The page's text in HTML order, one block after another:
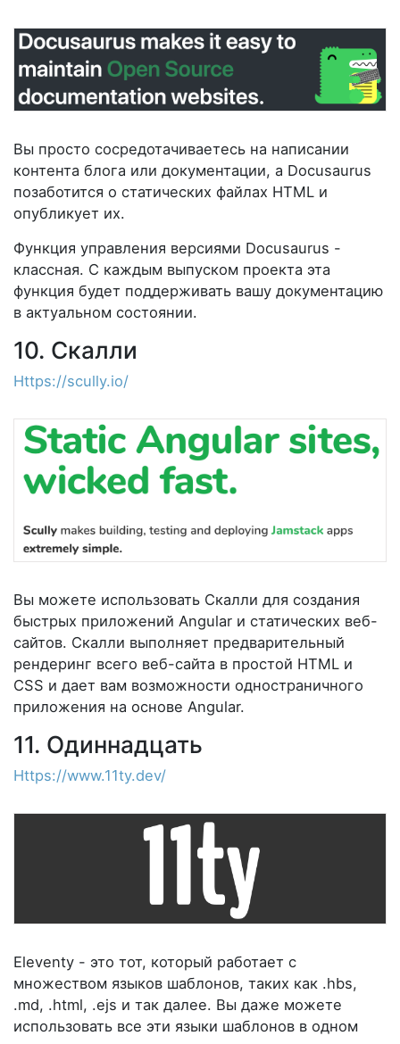
Вы просто сосредотачиваетесь на написании
контента блога или документации, а Docusaurus
позаботится о статических файлах HTML и
опубликует их.
Функция управления версиями Docusaurus -
классная. С каждым выпуском проекта эта
функция будет поддерживать вашу документацию
в актуальном состоянии.
10. Скалли
Https://scully.io/
Вы можете использовать Скалли для создания
быстрых приложений Angular и статических веб-
сайтов. Скалли выполняет предварительный
рендеринг всего веб-сайта в простой HTML и
CSS и дает вам возможности одностраничного
приложения на основе Angular.
11. Одиннадцать
Https://www.11ty.dev/
Eleventy - это тот, который работает с
множеством языков шаблонов, таких как .hbs,
.md, .html, .ejs и так далее. Вы даже можете
использовать все эти языки шаблонов в одном